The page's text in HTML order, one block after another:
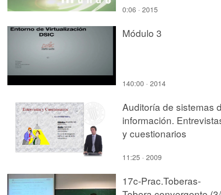
0:06 · 2015
Módulo 3
140:00 · 2014
Auditoría de sistemas
información.
y cuestionarios
11:25 · 2009
17c-Prac.Toberas-